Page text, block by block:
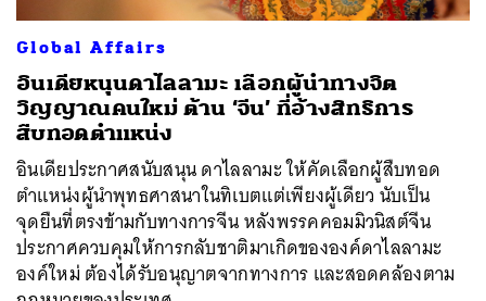
Global Affairs
อินเดียหนุนดาไลลามะ เลือกผู้นำทางจิต
วิญญาณคนใหม่ ต้าน ‘จีน’ ที่อ้างสิทธิการ
สืบทอดตำแหน่ง
อินเดียประกาศสนับสนุน ดาไลลามะ ให้คัดเลือกผู้สืบทอด
ตำแหน่งผู้นำพุทธศาสนาในทิเบตแต่เพียงผู้เดียว นับเป็น
จุดยืนที่ตรงข้ามกับทางการจีน หลังพรรคคอมมิวนิสต์จีน
ประกาศควบคุมให้การกลับชาติมาเกิดขององค์ดาไลลามะ
องค์ใหม่ ต้องได้รับอนุญาตจากทางการ และสอดคล้องตาม